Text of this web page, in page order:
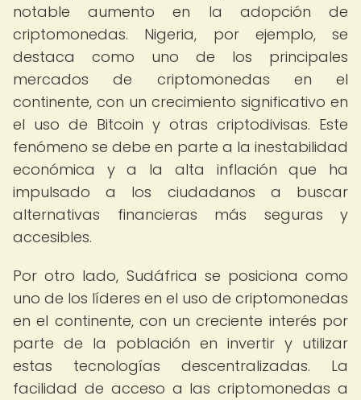
notable aumento en la adopción de
criptomonedas. Nigeria, por ejemplo, se
destaca como uno de los principales
mercados de criptomonedas en el
continente, con un crecimiento significativo en
el uso de Bitcoin y otras criptodivisas. Este
fenómeno se debe en parte a la inestabilidad
económica y a la alta inflación que ha
impulsado a los ciudadanos a buscar
alternativas financieras más seguras y
accesibles.
Por otro lado, Sudáfrica se posiciona como
uno de los líderes en el uso de criptomonedas
en el continente, con un creciente interés por
parte de la población en invertir y utilizar
estas tecnologías descentralizadas. La
facilidad de acceso a las criptomonedas a